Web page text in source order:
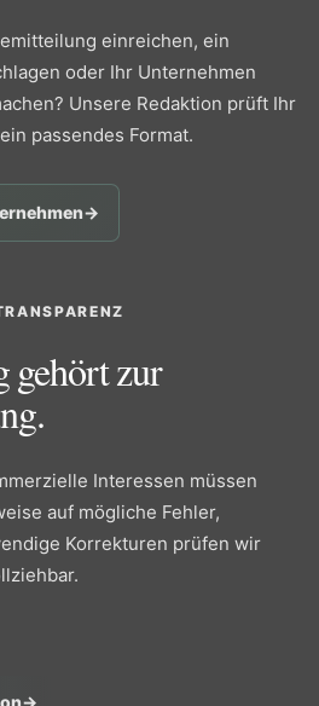
einreichen, ein
oder Ihr Unternehmen
Unsere Redaktion prüft Ihr
passendes Format.
→
gehört zur
Interessen müssen
auf mögliche Fehler,
Korrekturen prüfen wir
→